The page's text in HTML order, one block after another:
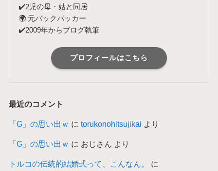
✔️2児の母・姑と同居
🌍 元バックパッカー
✔️2009年からブログ執筆
プロフィールはこちら
最近のコメント
「G」の思い出ｗ に torukonohitsujikai より
「G」の思い出ｗ に おじさん より
トルコの伝統的結婚式って、こんなん。
に